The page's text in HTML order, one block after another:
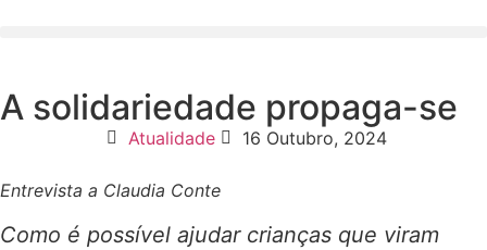
A solidariedade propaga-se
Atualidade 16 Outubro, 2024
Entrevista a Claudia Conte
Como é possível ajudar crianças que viram